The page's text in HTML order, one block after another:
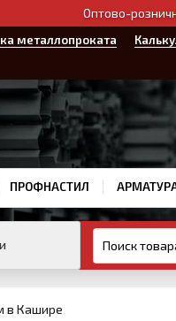
Оптово-
металлопроката
ПРОФНАСТИЛ
в Кашире